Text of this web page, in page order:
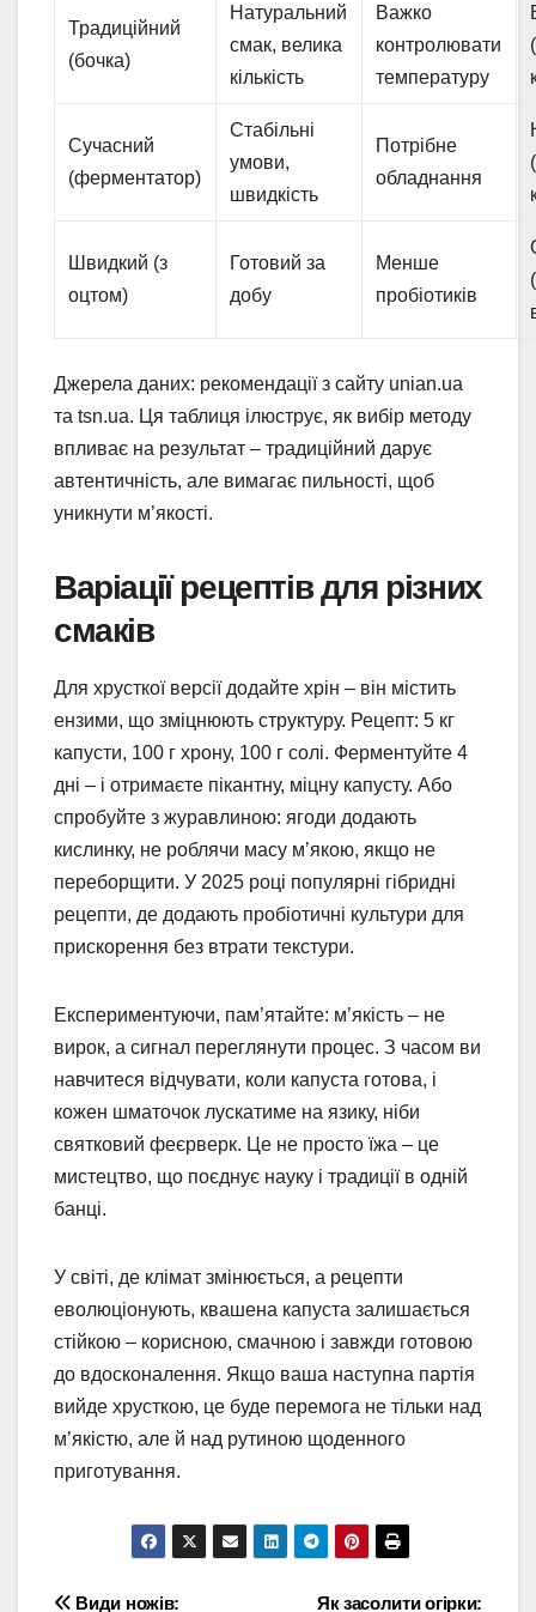
Традиційний
(бочка)
Натуральний
смак, велика
кількість
Важко
контролювати
температуру
Сучасний
(ферментатор)
Стабільні
умови,
швидкість
Потрібне
обладнання
Швидкий (з
оцтом)
Готовий за
добу
Менше
пробіотиків
Джерела даних: рекомендації з сайту unian.ua
та tsn.ua. Ця таблиця ілюструє, як вибір методу
впливає на результат – традиційний дарує
автентичність, але вимагає пильності, щоб
уникнути м’якості.
Варіації рецептів для різних
смаків
Для хрусткої версії додайте хрін – він містить
ензими, що зміцнюють структуру. Рецепт: 5 кг
капусти, 100 г хрону, 100 г солі. Ферментуйте 4
дні – і отримаєте пікантну, міцну капусту. Або
спробуйте з журавлиною: ягоди додають
кислинку, не роблячи масу м’якою, якщо не
переборщити. У 2025 році популярні гібридні
рецепти, де додають пробіотичні культури для
прискорення без втрати текстури.
Експериментуючи, пам’ятайте: м’якість – не
вирок, а сигнал переглянути процес. З часом ви
навчитеся відчувати, коли капуста готова, і
кожен шматочок лускатиме на язику, ніби
святковий феєрверк. Це не просто їжа – це
мистецтво, що поєднує науку і традиції в одній
банці.
У світі, де клімат змінюється, а рецепти
еволюціонують, квашена капуста залишається
стійкою – корисною, смачною і завжди готовою
до вдосконалення. Якщо ваша наступна партія
вийде хрусткою, це буде перемога не тільки над
м’якістю, але й над рутиною щоденного
приготування.
Як засолити огірки:
Види ножів: